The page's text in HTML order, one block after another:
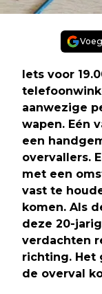
Iets voor
aanwezige
wapen. Eén
een
overvallers.
met een
vast te
komen. Als
deze 20-
verdachten
richting. Het
de overval